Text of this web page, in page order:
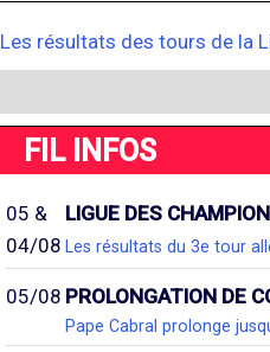
Les résultats des tours de la
FIL INFOS
05 &
04/08
LIGUE DES
Les résultats du 3e tour
05/08 PROLONGATION DE
Pape Cabral prolonge